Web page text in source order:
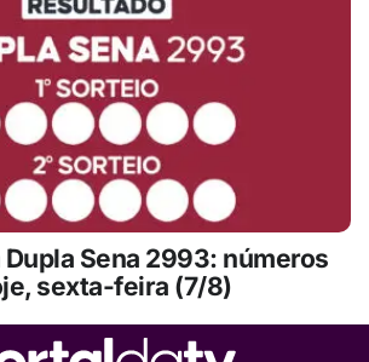
Sena 2993: números
sexta-feira (7/8)